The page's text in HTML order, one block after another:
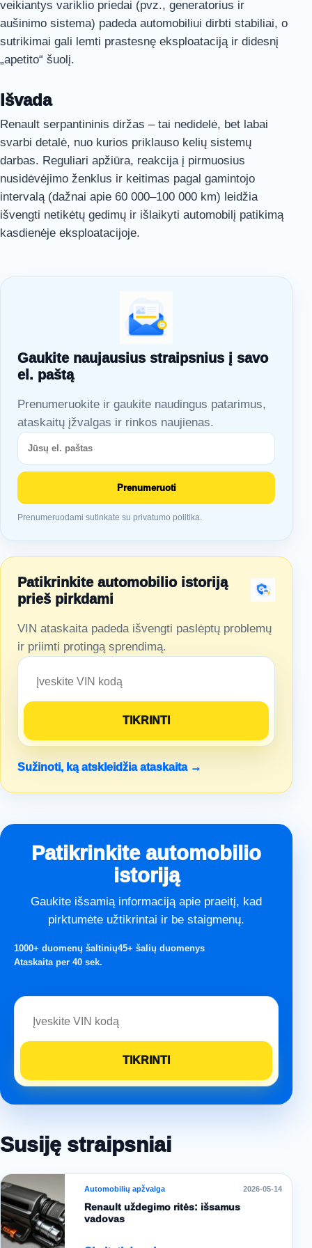
veikiantys variklio priedai (pvz., generatorius ir
aušinimo sistema) padeda automobiliui dirbti stabiliai, o
sutrikimai gali lemti prastesnę eksploataciją ir didesnį
„apetito“ šuolį.
Išvada
Renault serpantininis diržas – tai nedidelė, bet labai
svarbi detalė, nuo kurios priklauso kelių sistemų
darbas. Reguliari apžiūra, reakcija į pirmuosius
nusidėvėjimo ženklus ir keitimas pagal gamintojo
intervalą (dažnai apie 60 000–100 000 km) leidžia
išvengti netikėtų gedimų ir išlaikyti automobilį patikimą
kasdienėje eksploatacijoje.
Gaukite naujausius straipsnius į savo
el. paštą
Prenumeruokite ir gaukite naudingus patarimus,
ataskaitų įžvalgas ir rinkos naujienas.
Prenumeruoti
Prenumeruodami sutinkate su privatumo politika.
Patikrinkite automobilio istoriją
prieš pirkdami
VIN ataskaita padeda išvengti paslėptų problemų
ir priimti protingą sprendimą.
Sužinoti, ką atskleidžia ataskaita →
Patikrinkite automobilio
istoriją
Gaukite išsamią informaciją apie praeitį, kad
pirktumėte užtikrintai ir be staigmenų.
1000+ duomenų šaltinių45+ šalių duomenys
Ataskaita per 40 sek.
Susiję straipsniai
Automobilių apžvalga 2026-05-14
Renault uždegimo ritės: išsamus
vadovas